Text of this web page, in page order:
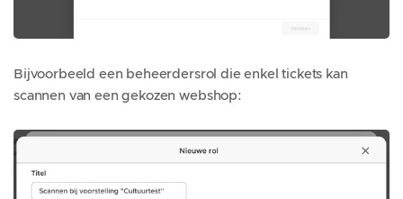
Bijvoorbeeld een beheerdersrol die enkel tickets kan
scannen van een gekozen webshop: